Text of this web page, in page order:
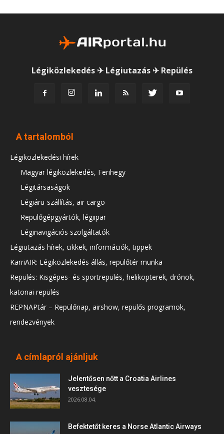
Légiközlekedés ✈ Légiutazás ✈ Repülés
A tartalomból
Légiközlekedési hírek
Magyar légiközlekedés, Ferihegy
Légitársaságok
Légiáru-szállítás, air cargo
Repülőgépgyártók, légiipar
Léginavigációs szolgáltatók
Légiutazás hírek, cikkek, információk, tippek
KarriAIR: Légiközlekedés állás, repülőtér munka
Repülés: Kisgépes- és sportrepülés, helikopterek, drónok,
katonai repülés
REPNAPtár – Repülőnap, airshow, repülős programok,
rendezvények
A címlapról ajánljuk
Jelentősen nőtt a Croatia Airlines
vesztesége
2026.08.04.
Befektetőt keres a Norse Atlantic Airways